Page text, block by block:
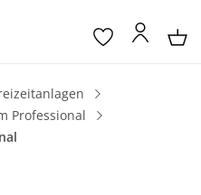
Professional